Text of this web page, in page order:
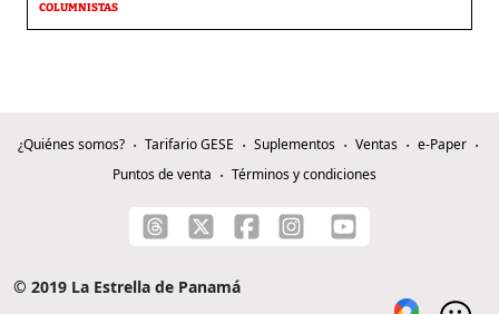
COLUMNISTAS
¿Quiénes somos? Tarifario GESE Suplementos Ventas
e-Paper
Puntos de venta
Términos y condiciones
© 2019 La Estrella de Panamá